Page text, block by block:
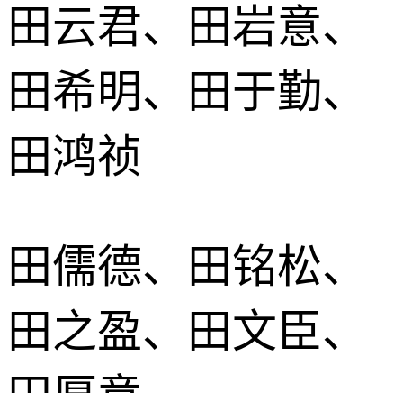
田云君、田岩意、
田希明、田于勤、
田鸿祯
田儒德、田铭松、
田之盈、田文臣、